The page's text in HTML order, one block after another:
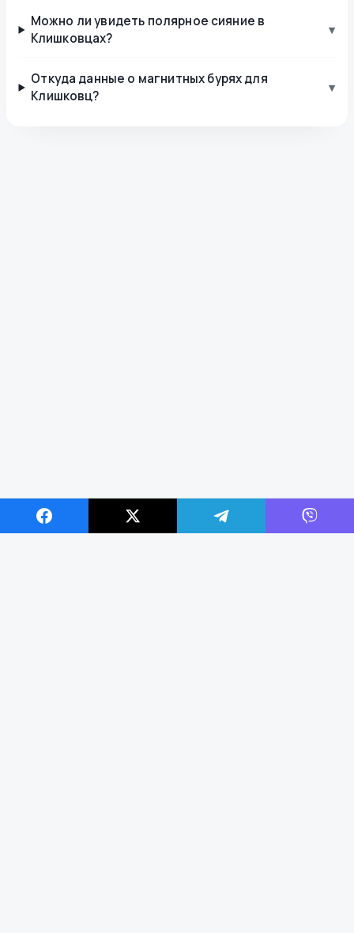
Можно ли увидеть полярное сияние в
Клишковцах?
▾
Откуда данные о магнитных бурях для
Клишковц?
▾